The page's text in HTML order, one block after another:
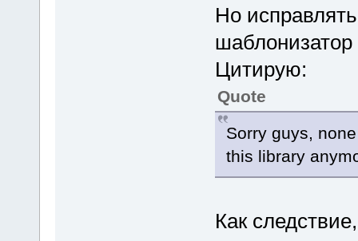
Но
Цитирую:
Quote
Sorry guys,
this library
Как